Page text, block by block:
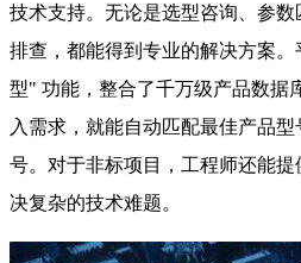
技术支持。无论是选型咨询、参
排查，都能得到专业的解决方案
型" 功能，整合了千万级产品数据
入需求，就能自动匹配最佳产品
号。对于非标项目，工程师还能
决复杂的技术难题。